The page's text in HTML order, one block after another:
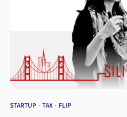
영국, 아랍에미리트 두바이, 멕시코, 미국, 한
운영되고 있다. 회사는 지난 18개월 동안 진
이상의 사용자가 홍채를 등록했다고 밝혔다
토큰으로 자체 암호화폐 지갑 앱인 월드앱
WLD는 재단의 자회사인 월드에셋이 옵티
발행하고, 월드앱은 월드코인네트워크 소속
for Humanity)가 운영하는 구조다. 재단은
확대하고 가스비(거래수수료) 무료 정책을
위해 프로토콜은 최근 자사 네트워크를 옵
없다. WLD는 발행 후 상승세를 시작, 24일(
STARTUP TAX FLIP